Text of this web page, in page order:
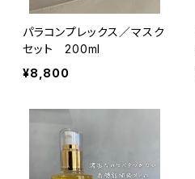
パラコンプレックス／マスク
セット 200ml
¥8,800